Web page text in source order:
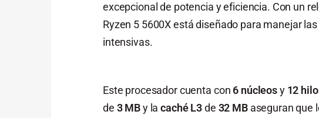
excepcional de potencia y eficiencia. Con un
Ryzen 5 5600X está diseñado para manejar
intensivas.
Este procesador cuenta con 6 núcleosy 12
de 3 MBy lacaché L3de 32 MBaseguran que